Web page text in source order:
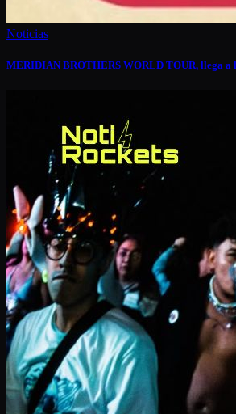
Noticias
MERIDIAN BROTHERS WORLD TOUR, llega a